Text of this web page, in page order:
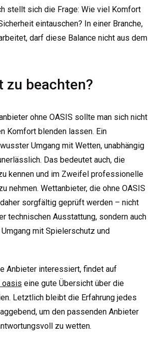
stellt sich die Frage: Wie viel Komfort
eintauschen? In einer Branche,
darf diese Balance nicht aus dem
zu beachten?
ohne OASIS sollte man sich nicht
Komfort blenden lassen. Ein
Umgang mit Wetten, unabhängig
Das bedeutet auch, die
kennen und im Zweifel professionelle
nehmen. Wettanbieter, die ohne OASIS
sorgfältig geprüft werden – nicht
technischen Ausstattung, sondern auch
mit Spielerschutz und
Anbieter interessiert, findet auf
oasis eine gute Übersicht über die
Letztlich bleibt die Erfahrung jedes
um den passenden Anbieter
zu wetten.